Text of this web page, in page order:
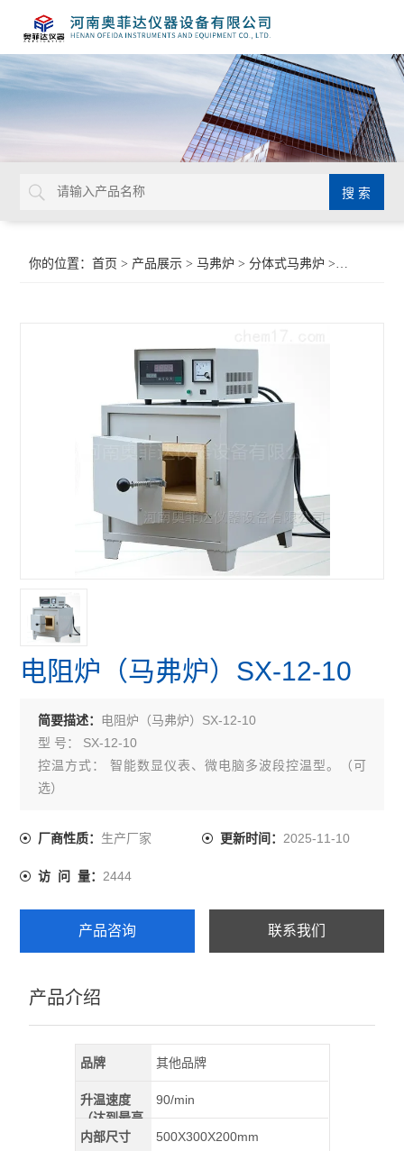
你的位置：首页 > 产品展示 >马弗炉 >分体式马弗炉 >电阻炉（马弗炉）SX-12-10
电阻炉（马弗炉）SX-12-10
简要描述： 电阻炉（马弗炉）SX-12-10
型 号： SX-12-10
控温方式： 智能数显仪表、微电脑多波段控温型。（可
选）
额定功率： 12KW
升温时间： 100
配型控制器： KSW-12-12
厂商性质： 生产厂家 更新时间： 2025-11-10
访 问 量：2444
产品咨询 联系我们
产品介绍
品牌 其他品牌
升温速度
（达到最高
温）
90/min
内部尺寸 500X300X200mm